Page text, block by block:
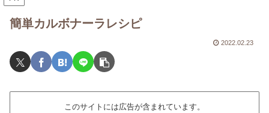
簡単カルボナーラレシピ
2022.02.23
このサイトには広告が含まれています。